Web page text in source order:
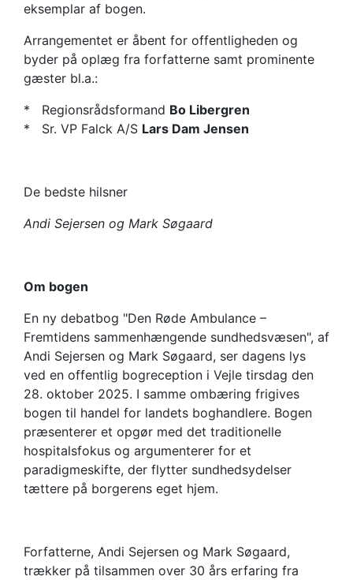
eksemplar af bogen.
Arrangementet er åbent for offentligheden og
byder på oplæg fra forfatterne samt prominente
gæster bl.a.:
* Regionsrådsformand Bo Libergren
* Sr. VP Falck A/S Lars Dam Jensen
De bedste hilsner
Andi Sejersen og Mark Søgaard
Om bogen
En ny debatbog "Den Røde Ambulance –
Fremtidens sammenhængende sundhedsvæsen", af
Andi Sejersen og Mark Søgaard, ser dagens lys
ved en offentlig bogreception i Vejle tirsdag den
28. oktober 2025. I samme ombæring frigives
bogen til handel for landets boghandlere. Bogen
præsenterer et opgør med det traditionelle
hospitalsfokus og argumenterer for et
paradigmeskifte, der flytter sundhedsydelser
tættere på borgerens eget hjem.
Forfatterne, Andi Sejersen og Mark Søgaard,
trækker på tilsammen over 30 års erfaring fra